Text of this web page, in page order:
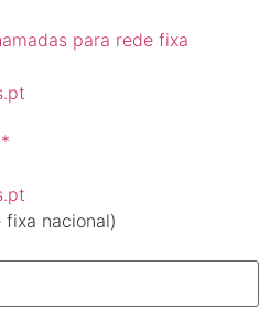
para rede fixa
nacional)